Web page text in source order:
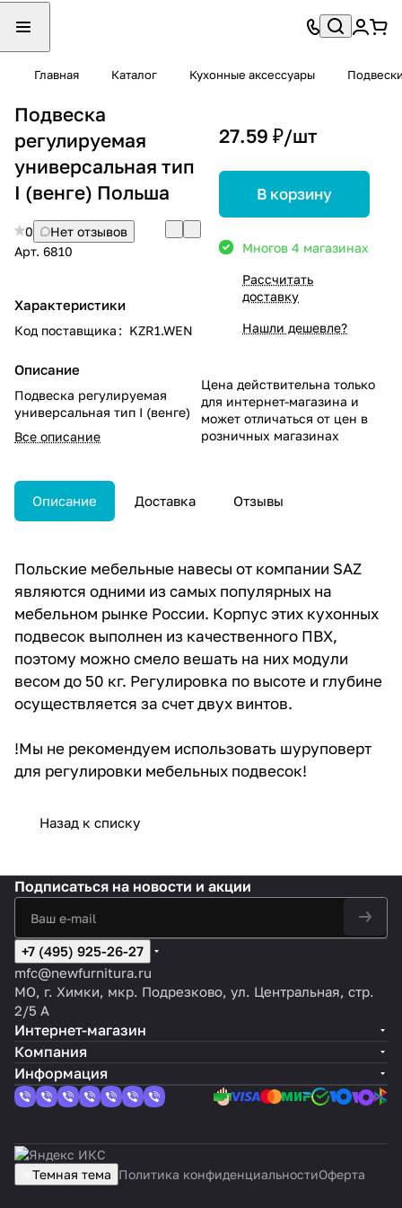
Главная Каталог Кухонные аксессуары
Подвеска
регулируемая
универсальная тип
I (венге) Польша
0
Нет отзывов
Арт. 6810
Характеристики
Код поставщика : KZR1.WEN
Описание
Подвеска регулируемая
универсальная тип I (венге)
Все описание
27.59 ₽/шт
В корзину
Многов 4 магазинах
Рассчитать
доставку
Нашли дешевле?
Цена действительна только
для интернет-магазина и
может отличаться от цен в
розничных магазинах
Описание Доставка Отзывы
Польские мебельные навесы от компании SAZ
являются одними из самых популярных на
мебельном рынке России. Корпус этих кухонных
подвесок выполнен из качественного ПВХ,
поэтому можно смело вешать на них модули
весом до 50 кг. Регулировка по высоте и глубине
осуществляется за счет двух винтов.
!Мы не рекомендуем использовать шуруповерт
для регулировки мебельных подвесок!
Назад к списку
Подписаться на новости и акции
+7 (495) 925-26-27
mfc@newfurnitura.ru
МО, г. Химки, мкр. Подрезково, ул. Центральная, стр.
2/5 А
Интернет-магазин
Компания
Информация
Темная тема Политика конфиденциальностиОферта